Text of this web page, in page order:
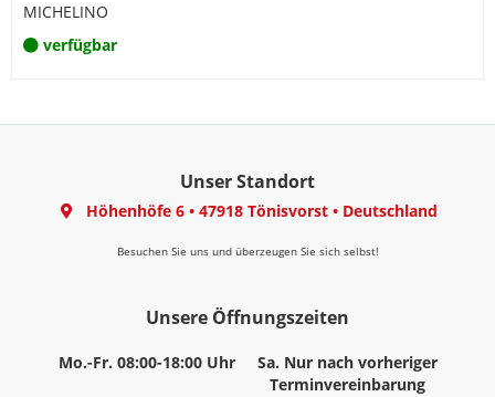
MICHELINO
verfügbar
Unser Standort
Höhenhöfe 6• 47918 Tönisvorst• Deutschland
Besuchen Sie uns und überzeugen Sie sich selbst!
Unsere Öffnungszeiten
Mo.-Fr. 08:00-18:00 Uhr
Sa. Nur nach vorheriger
Terminvereinbarung